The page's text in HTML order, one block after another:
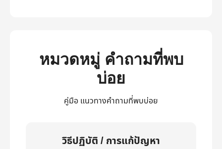
หมวดหมู่ คำถามที่พบ
บ่อย
คู่มือ แนวทางคำถามที่พบบ่อย
วิธีปฏิบัติ / การแก้ปัญหา